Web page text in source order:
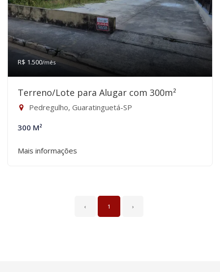
R$ 1.500/mês
Terreno/Lote para Alugar com 300m²
Pedregulho, Guaratinguetá-SP
300 M²
Mais informações
‹ 1 ›